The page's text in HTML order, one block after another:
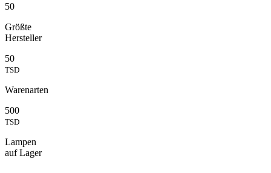
50
Größte
Hersteller
50
TSD
Warenarten
500
TSD
Lampen
auf Lager